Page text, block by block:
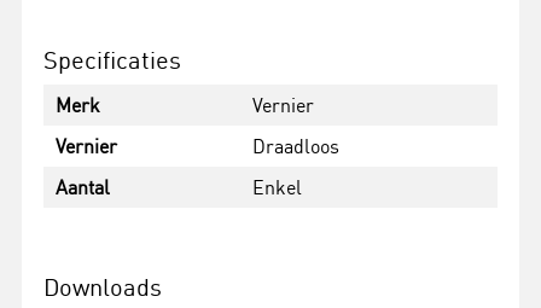
Specificaties
Merk
Vernier
Vernier
Draadloos
Aantal
Enkel
Downloads